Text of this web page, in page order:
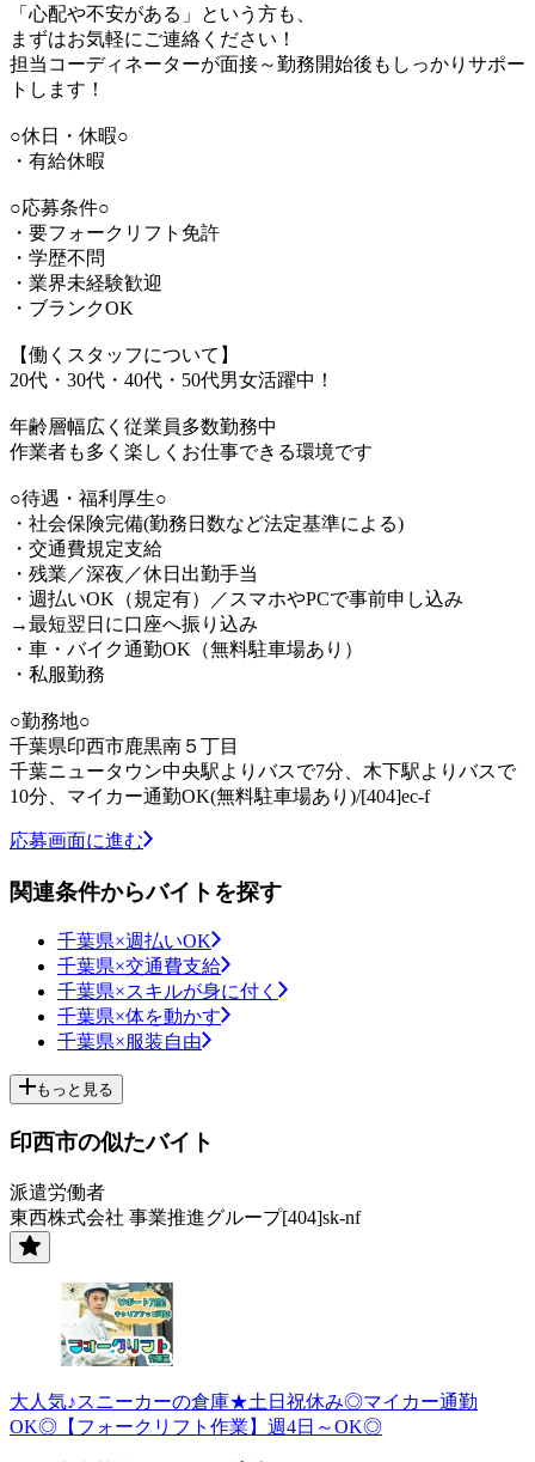
「心配や不安がある」という方も、
まずはお気軽にご連絡ください！
担当コーディネーターが面接～勤務開始後もしっかりサポー
トします！
○休日・休暇○
・有給休暇
○応募条件○
・要フォークリフト免許
・学歴不問
・業界未経験歓迎
・ブランクOK
【働くスタッフについて】
20代・30代・40代・50代男女活躍中！
年齢層幅広く従業員多数勤務中
作業者も多く楽しくお仕事できる環境です
○待遇・福利厚生○
・社会保険完備(勤務日数など法定基準による)
・交通費規定支給
・残業／深夜／休日出勤手当
・週払いOK（規定有）／スマホやPCで事前申し込み
→最短翌日に口座へ振り込み
・車・バイク通勤OK（無料駐車場あり）
・私服勤務
○勤務地○
千葉県印西市鹿黒南５丁目
千葉ニュータウン中央駅よりバスで7分、木下駅よりバスで
10分、マイカー通勤OK(無料駐車場あり)/[404]ec-f
応募画面に進む
関連条件からバイトを探す
千葉県×週払いOK
千葉県×交通費支給
千葉県×スキルが身に付く
千葉県×体を動かす
千葉県×服装自由
もっと見る
印西市の似たバイト
派遣労働者
東西株式会社 事業推進グループ[404]sk-nf
大人気♪スニーカーの倉庫★土日祝休み◎マイカー通勤
OK◎【フォークリフト作業】週4日～OK◎